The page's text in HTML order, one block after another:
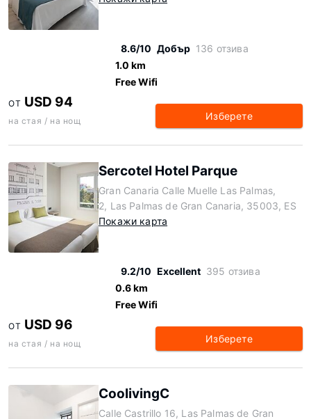
8.6/10 Добър 136 отзива
1.0 km
Free Wifi
ОТ USD 94
на стая / на нощ Изберете
Sercotel Hotel Parque
Gran Canaria Calle Muelle Las Palmas,
2, Las Palmas de Gran Canaria, 35003, ES
Покажи карта
9.2/10 Excellent 395 отзива
0.6 km
Free Wifi
ОТ USD 96
на стая / на нощ Изберете
CoolivingC
Calle Castrillo 16, Las Palmas de Gran